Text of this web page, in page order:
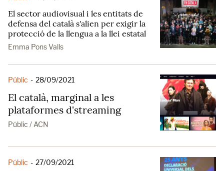
El sector audiovisual i les entitats de
defensa del català s'alien per exigir la
protecció de la llengua a la llei estatal
Emma Pons Valls
Públic - 28/09/2021
El català, marginal a les
plataformes d'streaming
Públic / ACN
Públic - 27/09/2021